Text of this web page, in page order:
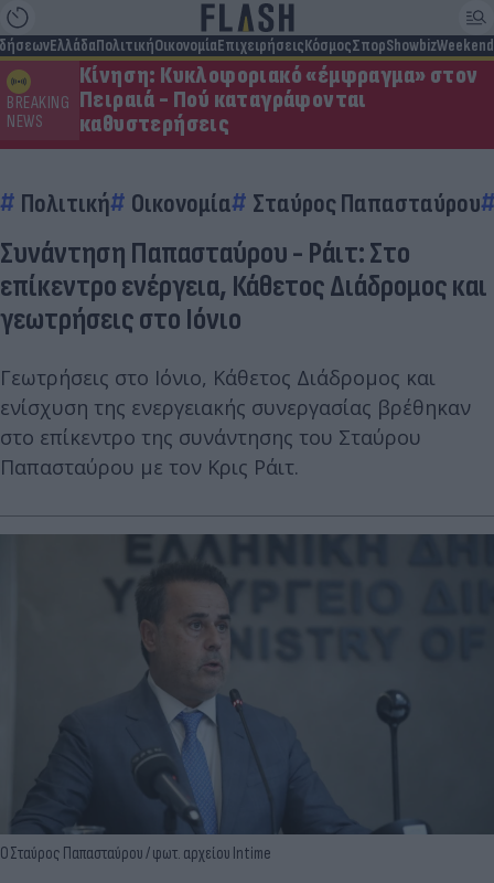
ΕλλάδαΠολιτικήΟικονομίαΕπιχειρήσειςΚόσμοςΣπορShowbizWeekend
BREAKING
NEWS
Κίνηση: Κυκλοφοριακό «έμφραγμα» στον
Πειραιά - Πού καταγράφονται
καθυστερήσεις
Πολιτική Οικονομία Σταύρος Παπασταύρου
Συνάντηση Παπασταύρου - Ράιτ: Στο
επίκεντρο ενέργεια, Κάθετος Διάδρομος και
γεωτρήσεις στο Ιόνιο
Γεωτρήσεις στο Ιόνιο, Κάθετος Διάδρομος και
ενίσχυση της ενεργειακής συνεργασίας βρέθηκαν
στο επίκεντρο της συνάντησης του Σταύρου
Παπασταύρου με τον Κρις Ράιτ.
Ο Σταύρος Παπασταύρου / φωτ. αρχείου Intime